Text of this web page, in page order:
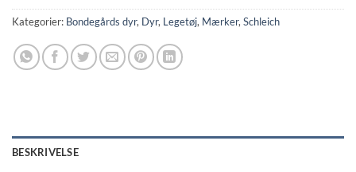
Kategorier: Bondegårds dyr, Dyr, Legetøj, Mærker, Schleich
BESKRIVELSE